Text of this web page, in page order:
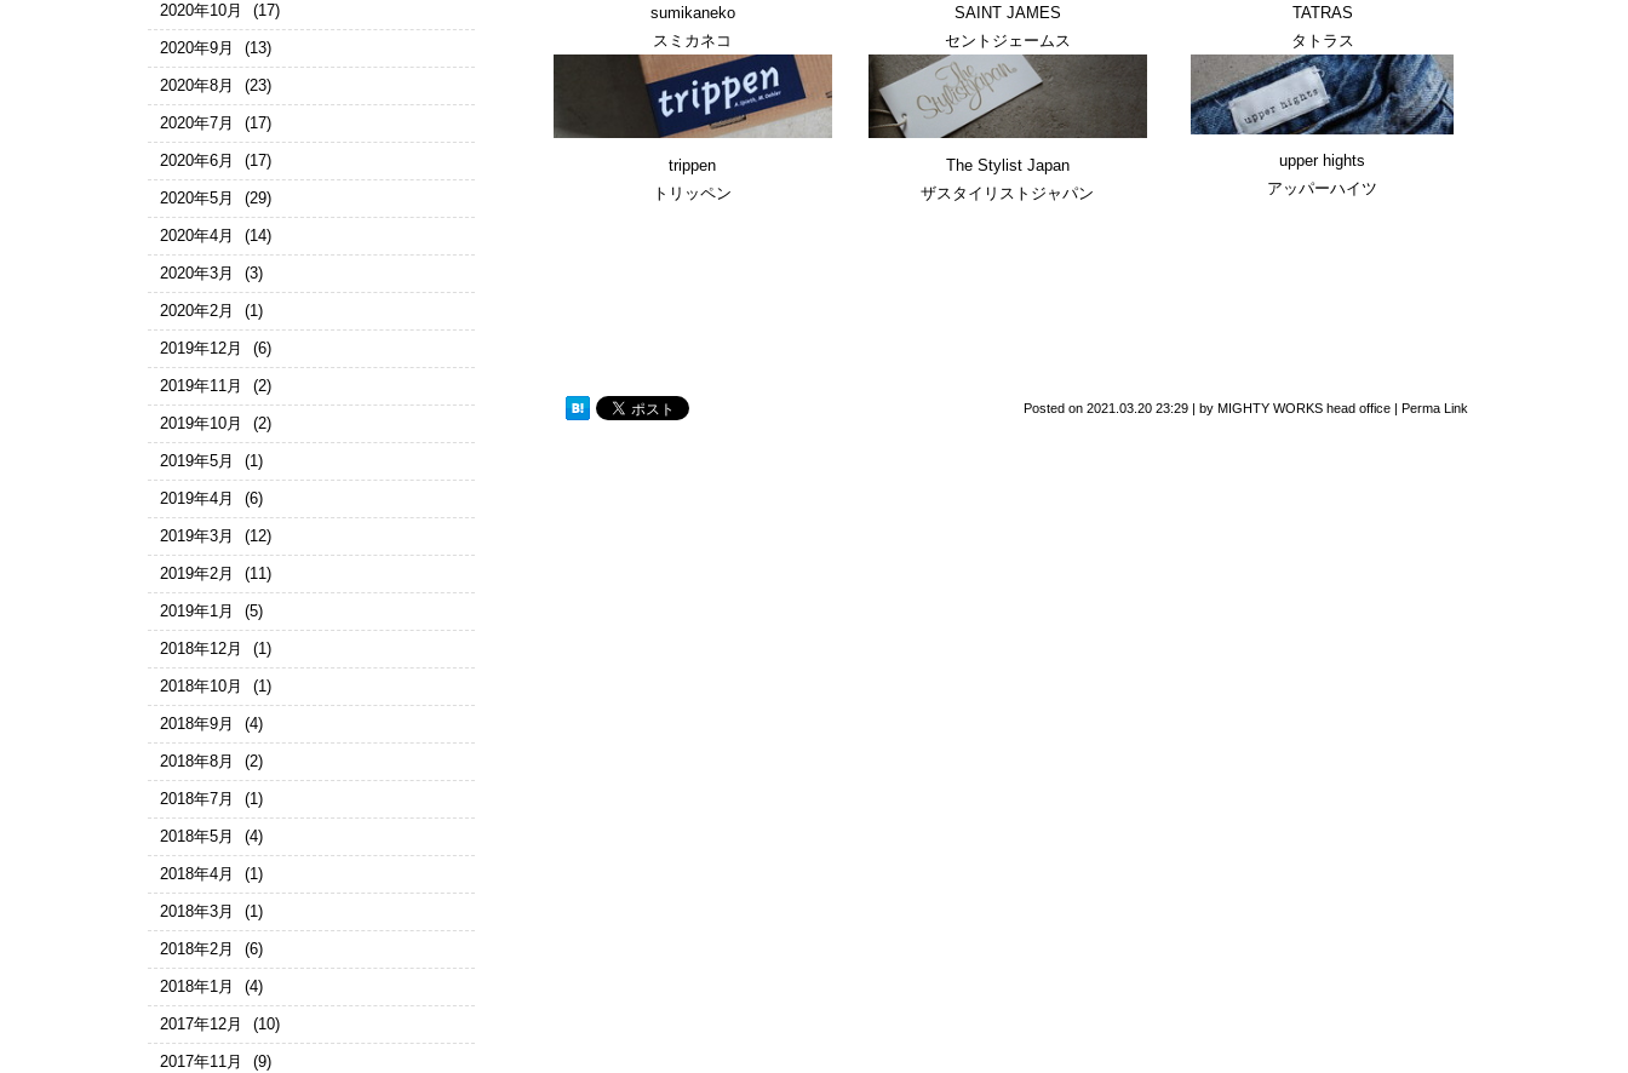
sumikaneko
スミカネコ
SAINT JAMES
セントジェームス
TATRAS
タトラス
trippen
トリッペン
The Stylist Japan
ザスタイリストジャパン
upper hights
アッパーハイツ
Posted on 2021.03.20 23:29 | by MIGHTY WORKS head office | Perma Link
2020年10月 (17)
2020年9月 (13)
2020年8月 (23)
2020年7月 (17)
2020年6月 (17)
2020年5月 (29)
2020年4月 (14)
2020年3月 (3)
2020年2月 (1)
2019年12月 (6)
2019年11月 (2)
2019年10月 (2)
2019年5月 (1)
2019年4月 (6)
2019年3月 (12)
2019年2月 (11)
2019年1月 (5)
2018年12月 (1)
2018年10月 (1)
2018年9月 (4)
2018年8月 (2)
2018年7月 (1)
2018年5月 (4)
2018年4月 (1)
2018年3月 (1)
2018年2月 (6)
2018年1月 (4)
2017年12月 (10)
2017年11月 (9)